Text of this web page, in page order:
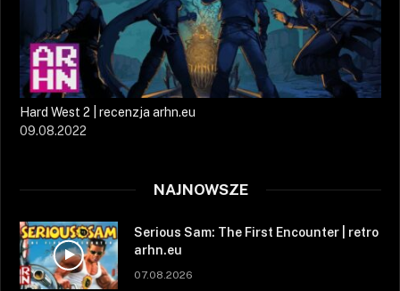
Hard West 2 | recenzja arhn.eu
09.08.2022
NAJNOWSZE
Serious Sam: The First Encounter | retro
arhn.eu
07.08.2026